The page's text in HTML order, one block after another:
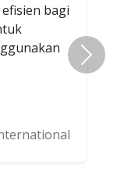
bagi
Next